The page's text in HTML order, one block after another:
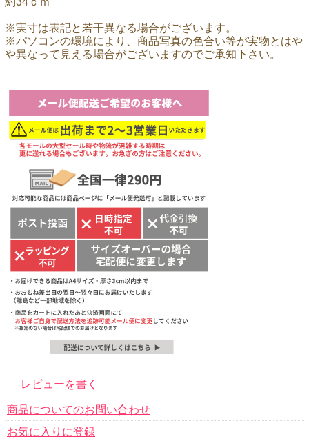
※実寸は表記と若干異なる場合がございます。
※パソコンの環境により、商品写真の色合い等が実物とはや
や異なって見える場合がございますのでご承知下さい。
レビューを書く
商品についてのお問い合わせ
お気に入りに登録